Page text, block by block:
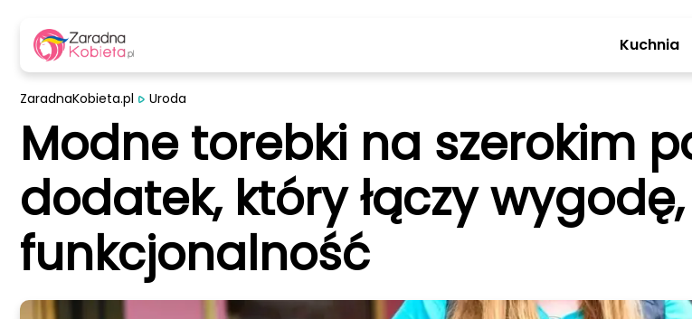
Kuchnia
ZaradnaKobieta.pl Uroda
Modne torebki na szerokim
dodatek, który łączy
funkcjonalność